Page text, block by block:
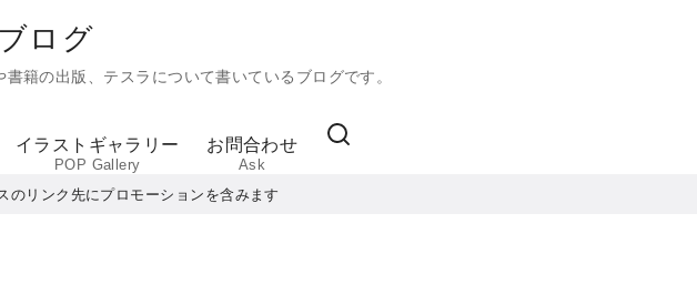
ログ
籍の出版、テスラについて書いているブログです。
イラストギャラリー
POP Gallery
お問合わせ
Ask
のリンク先にプロモーションを含みます